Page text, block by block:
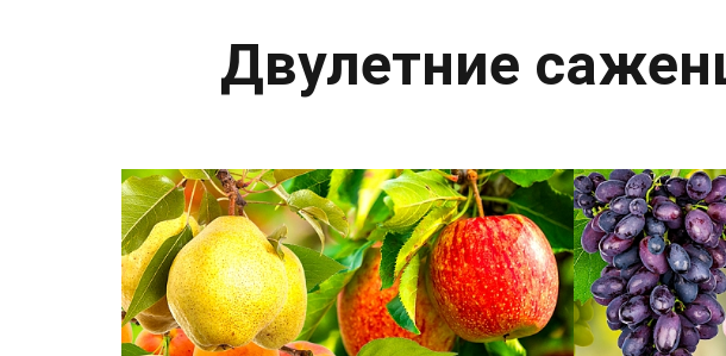
Двулетние